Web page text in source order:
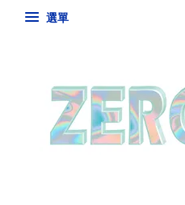
選單